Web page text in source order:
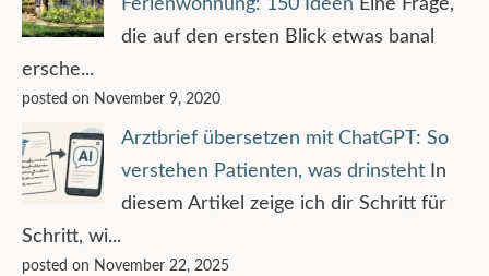
Ferienwohnung: 150 Ideen Eine Frage,
die auf den ersten Blick etwas banal
ersche...
posted on November 9, 2020
Arztbrief übersetzen mit ChatGPT: So
verstehen Patienten, was drinsteht
In
diesem Artikel zeige ich dir Schritt für
Schritt, wi...
posted on November 22, 2025